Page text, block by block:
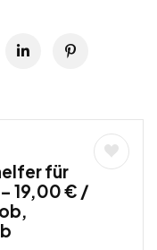
für
19,00 € /